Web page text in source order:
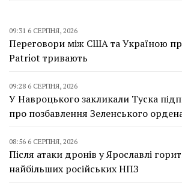
09:31 6 СЕРПНЯ, 2026
Переговори між США та Україною
Patriot тривають
09:28 6 СЕРПНЯ, 2026
У Навроцького закликали Туска
про позбавлення Зеленського
08:56 6 СЕРПНЯ, 2026
Після атаки дронів у Ярославлі
найбільших російських НПЗ